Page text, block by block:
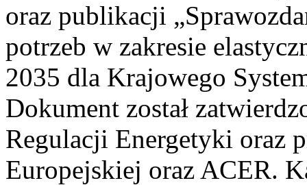
oraz publikacji
potrzeb w zakresie
2035 dla Krajowego
Dokument został
Regulacji Energetyki oraz
Europejskiej oraz ACER.